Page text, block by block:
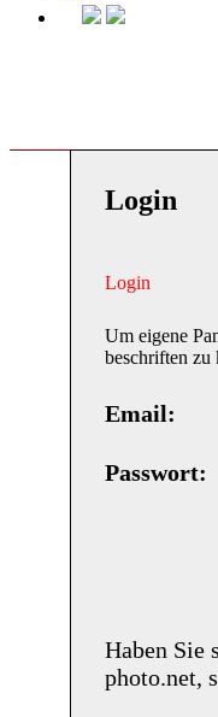
Login
Login
Um eigene
beschriften zu
Email:
Passwort:
Haben Sie
photo.net,